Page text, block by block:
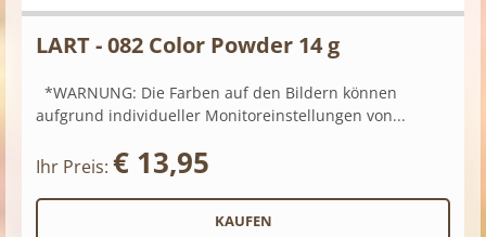
LART - 082 Color Powder 14 g
*WARNUNG: Die Farben auf den Bildern können
aufgrund individueller Monitoreinstellungen von...
Ihr Preis: € 13,95